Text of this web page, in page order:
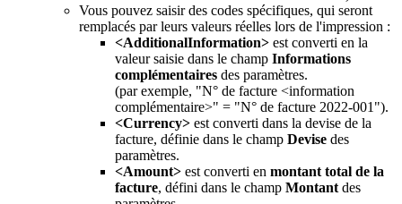
Vous pouvez saisir des codes spécifiques, qui seront
remplacés par leurs valeurs réelles lors de l'impression :
<AdditionalInformation> est converti en la
valeur saisie dans le champ Informations
complémentaires des paramètres.
(par exemple, "N° de facture <information
complémentaire>" = "N° de facture 2022-001").
<Currency> est converti dans la devise de la
facture, définie dans le champ Devise des
paramètres.
<Amount> est converti en montant total de la
facture, défini dans le champ Montant des